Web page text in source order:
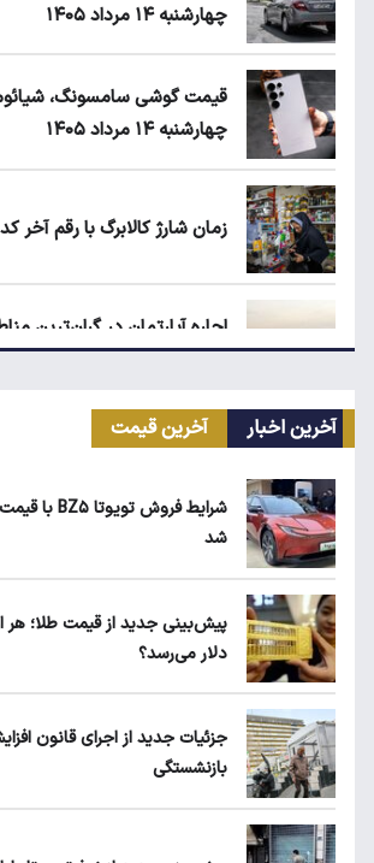
چهارشنبه ۱۴ مرداد ۱۴۰۵
قیمت گوشی سامسونگ،
چهارشنبه ۱۴ مرداد ۱۴۰۵
زمان شارژ کالابرگ با رقم آخر
اجاره آپارتمان در گران‌ترین
است؟
بلاگرهای پردرآمد مشمول
ماجرای محدودیت گوشت
آخرین اخبار آخرین قیمت
شد
دلار می‌رسد؟
جزئیات جدید از اجرای قانون
بازنشستگی